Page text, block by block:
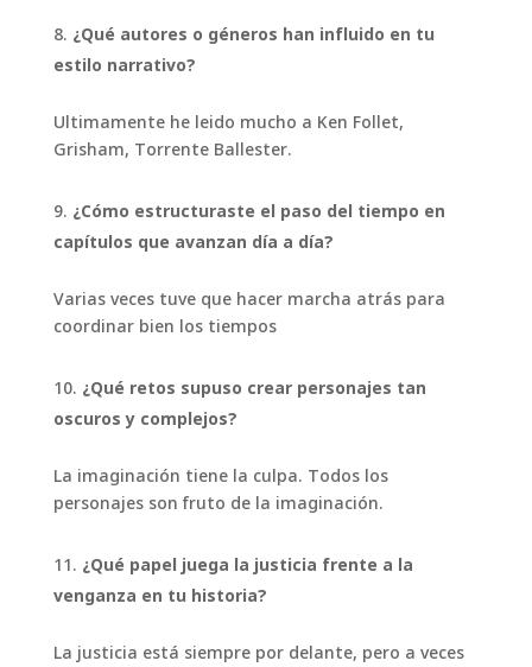
¿Qué autores o géneros han influido en tu
estilo narrativo?
Ultimamente he leido mucho a Ken Follet,
Grisham, Torrente Ballester.
¿Cómo estructuraste el paso del tiempo en
capítulos que avanzan día a día?
Varias veces tuve que hacer marcha atrás para
coordinar bien los tiempos
¿Qué retos supuso crear personajes tan
oscuros y complejos?
La imaginación tiene la culpa. Todos los
personajes son fruto de la imaginación.
¿Qué papel juega la justicia frente a la
venganza en tu historia?
La justicia está siempre por delante, pero a veces